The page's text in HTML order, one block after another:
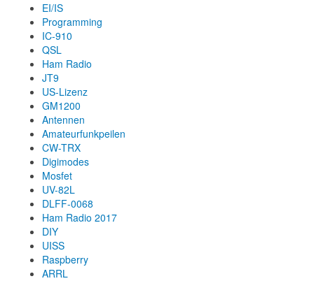
EI/IS
Programming
IC-910
QSL
Ham Radio
JT9
US-Lizenz
GM1200
Antennen
Amateurfunkpeilen
CW-TRX
Digimodes
Mosfet
UV-82L
DLFF-0068
Ham Radio 2017
DIY
UISS
Raspberry
ARRL